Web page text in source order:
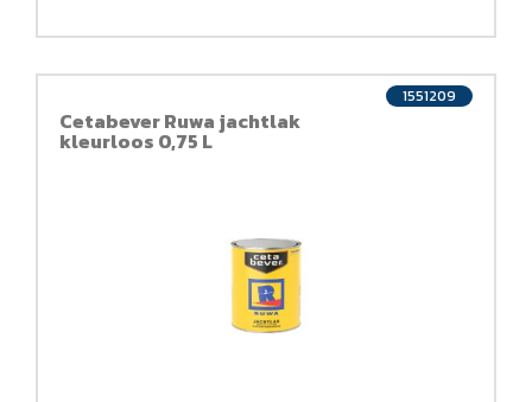
Cetabever Ruwa jachtlak
kleurloos 0,75 L
1551209